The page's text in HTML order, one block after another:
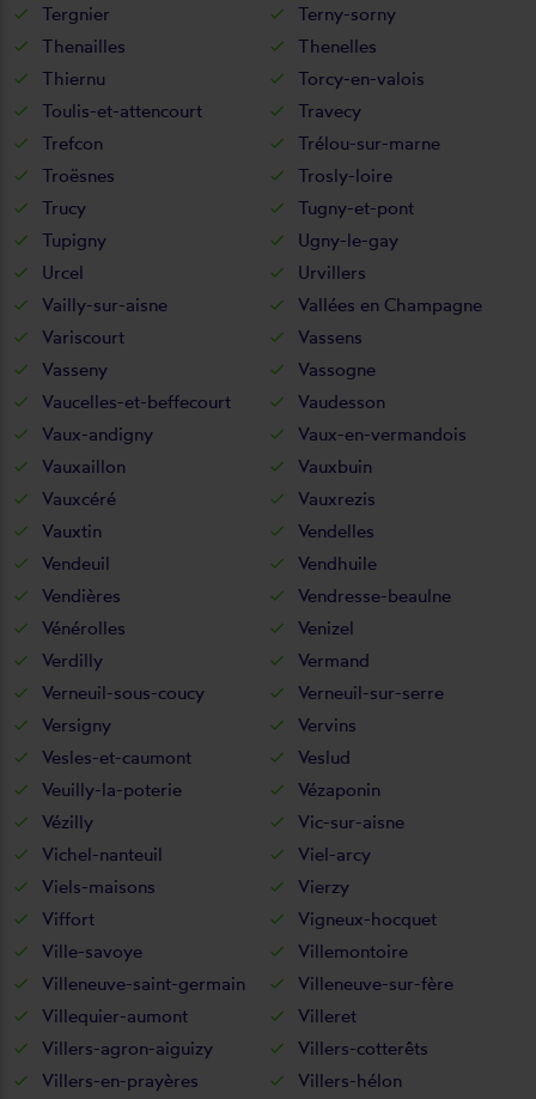
Tergnier
Terny-sorny
Thenailles
Thenelles
Thiernu
Torcy-en-valois
Toulis-et-attencourt
Travecy
Trefcon
Trélou-sur-marne
Troësnes
Trosly-loire
Trucy
Tugny-et-pont
Tupigny
Ugny-le-gay
Urcel
Urvillers
Vailly-sur-aisne
Vallées en Champagne
Variscourt
Vassens
Vasseny
Vassogne
Vaucelles-et-beffecourt
Vaudesson
Vaux-andigny
Vaux-en-vermandois
Vauxaillon
Vauxbuin
Vauxcéré
Vauxrezis
Vauxtin
Vendelles
Vendeuil
Vendhuile
Vendières
Vendresse-beaulne
Vénérolles
Venizel
Verdilly
Vermand
Verneuil-sous-coucy
Verneuil-sur-serre
Versigny
Vervins
Vesles-et-caumont
Veslud
Veuilly-la-poterie
Vézaponin
Vézilly
Vic-sur-aisne
Vichel-nanteuil
Viel-arcy
Viels-maisons
Vierzy
Viffort
Vigneux-hocquet
Ville-savoye
Villemontoire
Villeneuve-saint-germain
Villeneuve-sur-fère
Villequier-aumont
Villeret
Villers-agron-aiguizy
Villers-cotterêts
Villers-en-prayères
Villers-hélon